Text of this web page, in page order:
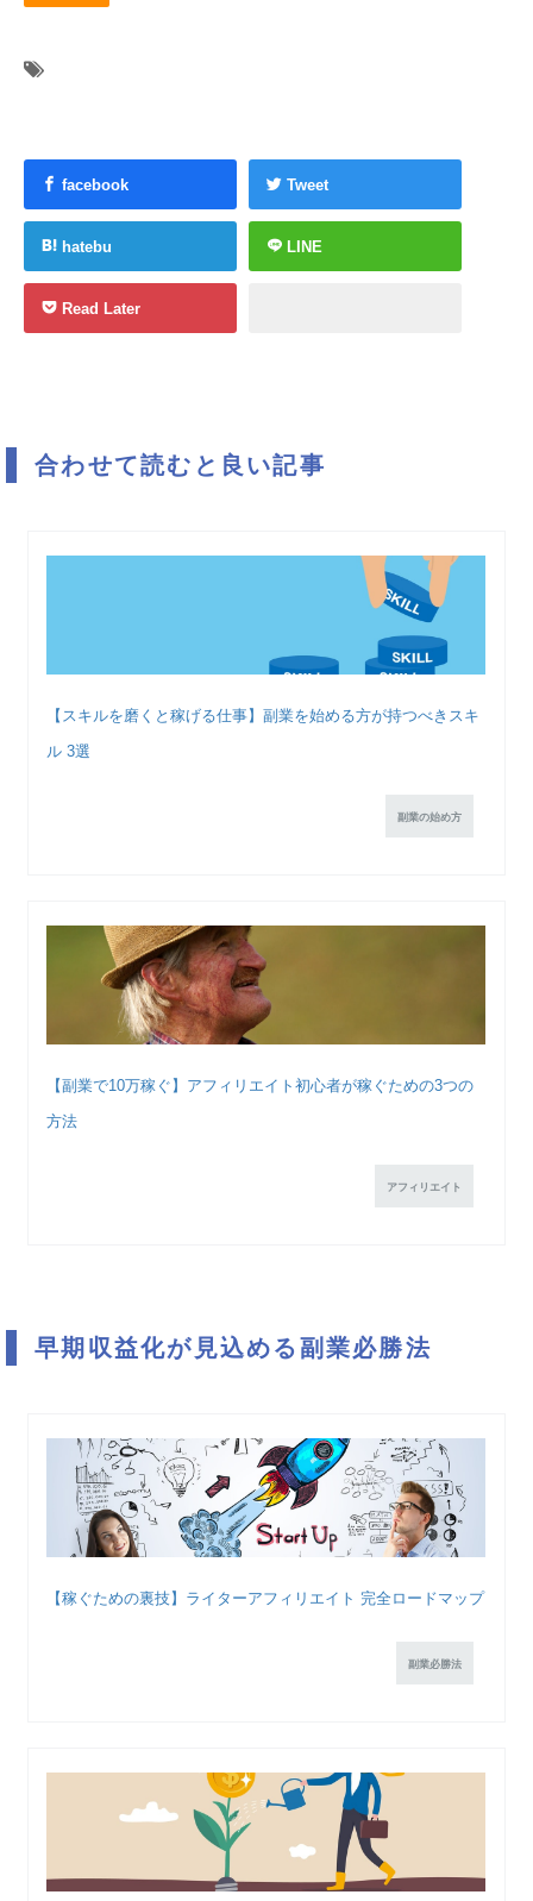
facebook Tweet
hatebu LINE
Read Later
合わせて読むと良い記事
【スキルを磨くと稼げる仕事】副業を始める方が持つべきスキ
ル 3選
副業の始め方
【副業で10万稼ぐ】アフィリエイト初心者が稼ぐための3つの
方法
アフィリエイト
早期収益化が見込める副業必勝法
【稼ぐための裏技】ライターアフィリエイト 完全ロードマップ
副業必勝法